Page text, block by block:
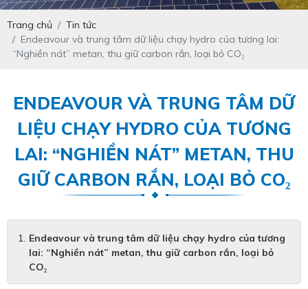
Trang chủ
Tin tức
Endeavour và trung tâm dữ liệu chạy hydro của tương lai:
“Nghiền nát” metan, thu giữ carbon rắn, loại bỏ CO₂
ENDEAVOUR VÀ TRUNG TÂM DỮ
LIỆU CHẠY HYDRO CỦA TƯƠNG
LAI: “NGHIỀN NÁT” METAN, THU
GIỮ CARBON RẮN, LOẠI BỎ CO₂
Endeavour và trung tâm dữ liệu chạy hydro của tương
lai: “Nghiền nát” metan, thu giữ carbon rắn, loại bỏ
CO₂